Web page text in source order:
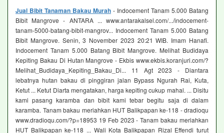
Jual Bibit Tanaman Bakau Murah - Indocement Tanam 5.000 Batang
Bibit Mangrove - ANTARA ... www.antarakalsel.com/.../indocement-
tanam-5000-batang-bibit-mangrov... Indocement Tanam 5.000 Batang
Bibit Mangrove. Senin, 3 November 2023 20:21 WIB. Imam Hanafi.
Indocement Tanam 5.000 Batang Bibit Mangrove. Melihat Budidaya
Kepiting Bakau Di Hutan Mangrove - Ekbis www.ekbis.koranjuri.com/?
Melihat_Budidaya_Kepiting_Bakau_Di... 11 Agt 2023 - Diantara
lebatnya hutan bakau di pinggiran jalan Bypass Ngurah Rai, Kuta,
Ketut ... Ketut Diarta mengatakan, harga kepiting cukup mahal. ... Disitu
kami pasang karamba dan bibit kami tebar begitu saja di dalam
karamba. Tanam bakau meriahkan HUT Balikpapan ke-118 - dradioqu
www.dradioqu.com/?p=18953 19 Feb 2023 - Tanam bakau meriahkan
HUT Balikpapan ke-118 ... Wali Kota Balikpapan Rizal Effendi turut